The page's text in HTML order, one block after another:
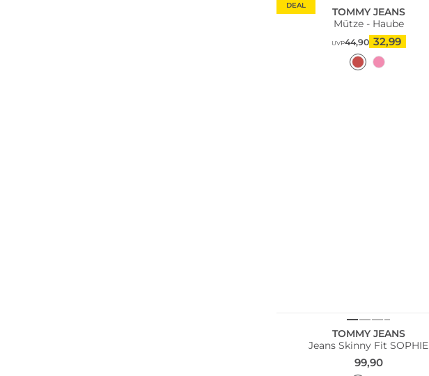
DEAL
TOMMY JEANS
Mütze - Haube
UVP44,90 32,99
TOMMY JEANS
Jeans Skinny Fit SOPHIE
99,90